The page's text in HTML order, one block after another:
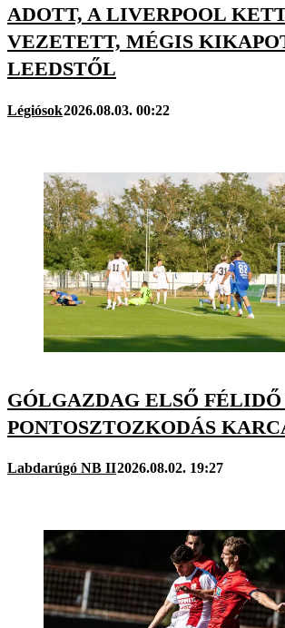
ADOTT, A LIVERPOOL
VEZETETT, MÉGIS
LEEDSTŐL
Légiósok2026.08.03. 00:22
GÓLGAZDAG ELSŐ
PONTOSZTOZKODÁS
Labdarúgó NB II2026.08.02. 19:27